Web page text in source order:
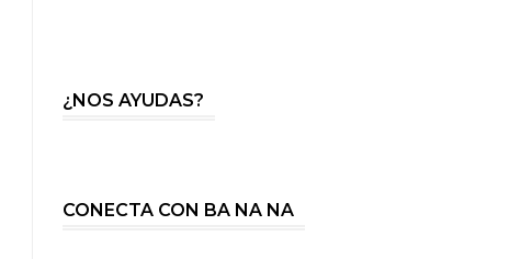
¿NOS AYUDAS?
CONECTA CON BA NA NA